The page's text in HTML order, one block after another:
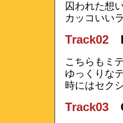
囚われた想
カッコいい
Track02
こちらもミ
ゆっくりな
時にはセク
Track03